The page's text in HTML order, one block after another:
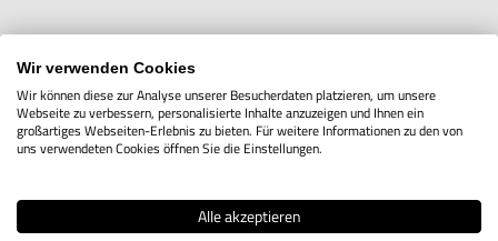
IN DEN WARENKORB
Wir verwenden Cookies
Wir können diese zur Analyse unserer Besucherdaten platzieren, um unsere
Webseite zu verbessern, personalisierte Inhalte anzuzeigen und Ihnen ein
großartiges Webseiten-Erlebnis zu bieten. Für weitere Informationen zu den von
uns verwendeten Cookies öffnen Sie die Einstellungen.
Alle akzeptieren